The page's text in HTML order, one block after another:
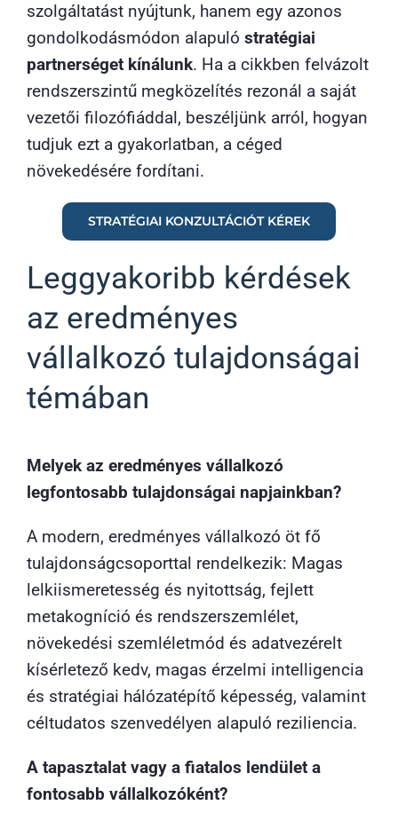
szolgáltatást nyújtunk, hanem egy azonos
gondolkodásmódon alapuló stratégiai
partnerséget kínálunk. Ha a cikkben felvázolt
rendszerszintű megközelítés rezonál a saját
vezetői filozófiáddal, beszéljünk arról, hogyan
tudjuk ezt a gyakorlatban, a céged
növekedésére fordítani.
STRATÉGIAI KONZULTÁCIÓT KÉREK
Leggyakoribb kérdések
az eredményes
vállalkozó tulajdonságai
témában
Melyek az eredményes vállalkozó
legfontosabb tulajdonságai napjainkban?
A modern, eredményes vállalkozó öt fő
tulajdonságcsoporttal rendelkezik: Magas
lelkiismeretesség és nyitottság, fejlett
metakogníció és rendszerszemlélet,
növekedési szemléletmód és adatvezérelt
kísérletező kedv, magas érzelmi intelligencia
és stratégiai hálózatépítő képesség, valamint
céltudatos szenvedélyen alapuló reziliencia.
A tapasztalat vagy a fiatalos lendület a
fontosabb vállalkozóként?